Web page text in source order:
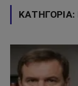
ΚΑΤΗΓΟΡΊΑ: